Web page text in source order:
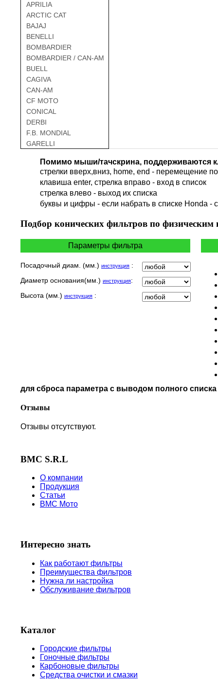
APRILIA
ARCTIC CAT
BAJAJ
BENELLI
BOMBARDIER
BOMBARDIER / CAN-AM
BUELL
CAGIVA
CAN-AM
CF MOTO
CONICAL
DERBI
F.B. MONDIAL
GARELLI
GILERA
HARLEY DAVIDSON
HERO
HUSQVARNA
INDIAN
KEEWAY
MBK
MOTO GUZZI
TVS
Помимо мыши/тачскрина, поддерживаются
стрелки вверх,вниз, home, end - перемещение
клавиша enter, стрелка вправо - вход в список
cтрелка влево - выход их списка
буквы и цифры - если набрать в списке Honda -
Подбор конических фильтров по физическим
Параметры фильтра
Посадочный диам. (мм.) инструкция :
Диаметр основания(мм.) инструкция:
Высота (мм.) инструкция :
для сброса параметра с выводом полного
Отзывы
Отзывы отсутствуют.
BMC S.R.L
О компании
Продукция
Статьи
BMC Мото
Интересно знать
Как работают фильтры
Преимущества фильтров
Нужна ли настройка
Обслуживание фильтров
Каталог
Городские фильтры
Гоночные фильтры
Карбоновые фильтры
Средства очистки и смазки